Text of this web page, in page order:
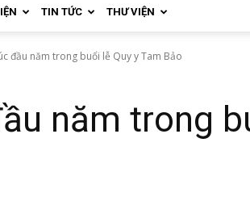
TIN TỨC THƯ VIỆN
đầu năm trong buổi lễ Quy y Tam Bảo
năm trong